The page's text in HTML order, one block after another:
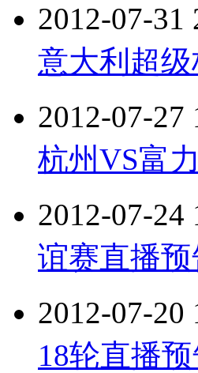
2012-07-31
意大利超
2012-07-27
杭州VS富力
2012-07-24
谊赛直播预
2012-07-20
18轮直播